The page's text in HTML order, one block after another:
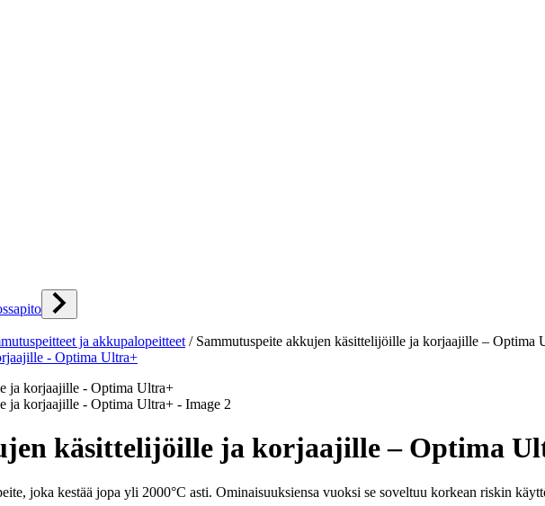
ja akkupalopeitteet / Sammutuspeite akkujen käsittelijöille ja korjaajille – Optima
käsittelijöille ja korjaajille – Optima
joka kestää jopa yli 2000°C asti. Ominaisuuksiensa vuoksi se soveltuu korkean riskin